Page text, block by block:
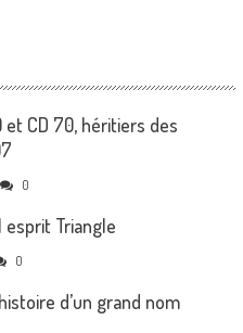
et CD 70, héritiers des
0
esprit Triangle
0
d’un grand nom